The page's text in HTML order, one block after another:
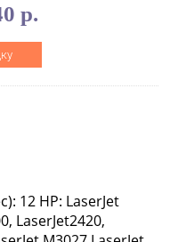
р.
12 HP: LaserJet
LaserJet2420,